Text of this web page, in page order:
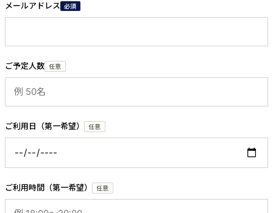
メールアドレス 必須
ご予定人数 任意
ご利用日（第一希望） 任意
ご利用時間（第一希望） 任意